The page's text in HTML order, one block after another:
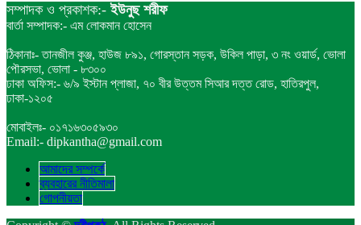
সম্পাদক ও প্রকাশক:-ইউনুছ শরীফ
বার্তা সম্পাদক:- এম লোকমান হোসেন
ঠিকানাঃ- তানজীল কুঞ্জ, হাউজ ৮৯১, গোরস্তান সড়ক, উকিল পাড়া, ৩ নং ওয়ার্ড, ভোলা
পৌরসভা, ভোলা - ৮৩০০
ঢাকা অফিস:- ৬/৯ ইস্টান প্লাজা, ৭০ বীর উত্তম সিআর দত্ত রোড, হাতিরপুল,
ঢাকা-১২০৫
মোবাইলঃ- ০১৭১৬৩০৫৯৩০
Email:- dipkantha@gmail.com
আমাদের সম্পর্কে
ব্যবহারের নীতিমালা
গোপনীয়তা